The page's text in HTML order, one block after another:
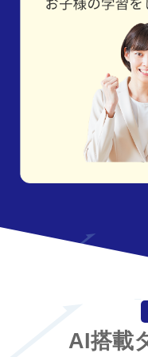
AI搭載